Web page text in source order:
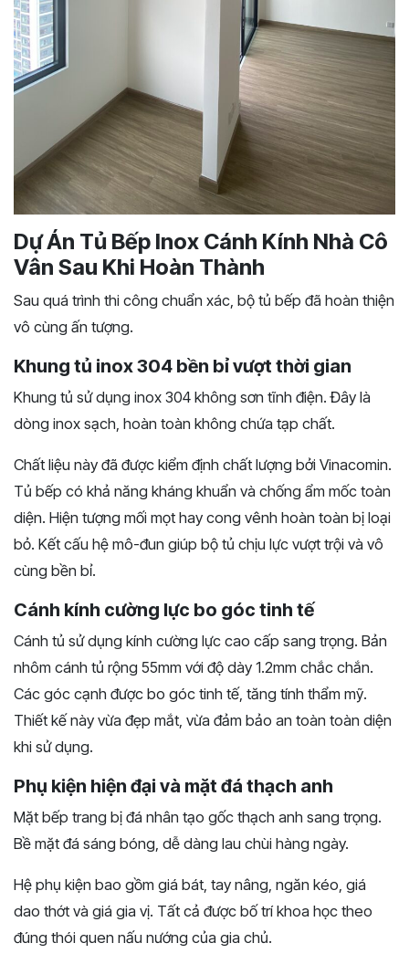
Dự Án Tủ Bếp Inox Cánh Kính Nhà Cô
Vân Sau Khi Hoàn Thành
Sau quá trình thi công chuẩn xác, bộ tủ bếp đã hoàn thiện
vô cùng ấn tượng.
Khung tủ inox 304 bền bỉ vượt thời gian
Khung tủ sử dụng inox 304 không sơn tĩnh điện. Đây là
dòng inox sạch, hoàn toàn không chứa tạp chất.
Chất liệu này đã được kiểm định chất lượng bởi Vinacomin.
Tủ bếp có khả năng kháng khuẩn và chống ẩm mốc toàn
diện. Hiện tượng mối mọt hay cong vênh hoàn toàn bị loại
bỏ. Kết cấu hệ mô-đun giúp bộ tủ chịu lực vượt trội và vô
cùng bền bỉ.
Cánh kính cường lực bo góc tinh tế
Cánh tủ sử dụng kính cường lực cao cấp sang trọng. Bản
nhôm cánh tủ rộng 55mm với độ dày 1.2mm chắc chắn.
Các góc cạnh được bo góc tinh tế, tăng tính thẩm mỹ.
Thiết kế này vừa đẹp mắt, vừa đảm bảo an toàn toàn diện
khi sử dụng.
Phụ kiện hiện đại và mặt đá thạch anh
Mặt bếp trang bị đá nhân tạo gốc thạch anh sang trọng.
Bề mặt đá sáng bóng, dễ dàng lau chùi hàng ngày.
Hệ phụ kiện bao gồm giá bát, tay nâng, ngăn kéo, giá
dao thớt và giá gia vị. Tất cả được bố trí khoa học theo
đúng thói quen nấu nướng của gia chủ.